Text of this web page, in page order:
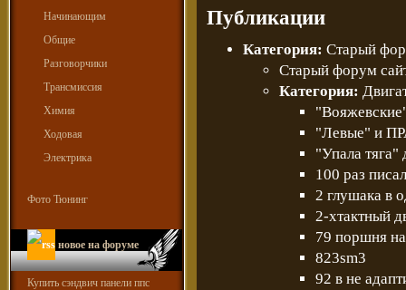
Начинающим
Общие
Разговорчики
Трансмиссия
Химия
Ходовая
Электрика
Фото Тюнинг
новое на форуме
Купить сэндвич панели ппс
Публикации
Категория: Старый
Старый форум
Категория:
"Левые" и
"Упала тяга"
100 раз
2 глушака в
2-хтактный
79 поршня
823sm3
92 в не